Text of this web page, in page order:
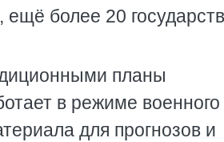
более 20
планы
в режиме военного
для прогнозов и